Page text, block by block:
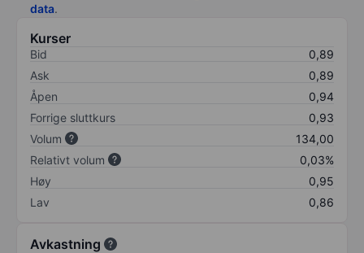
data.
Kurser
Bid
0,89
Ask
0,89
Åpen
0,94
Forrige sluttkurs
0,93
Volum
134,00
Relativt volum
0,03%
Høy
0,95
Lav
0,86
Avkastning